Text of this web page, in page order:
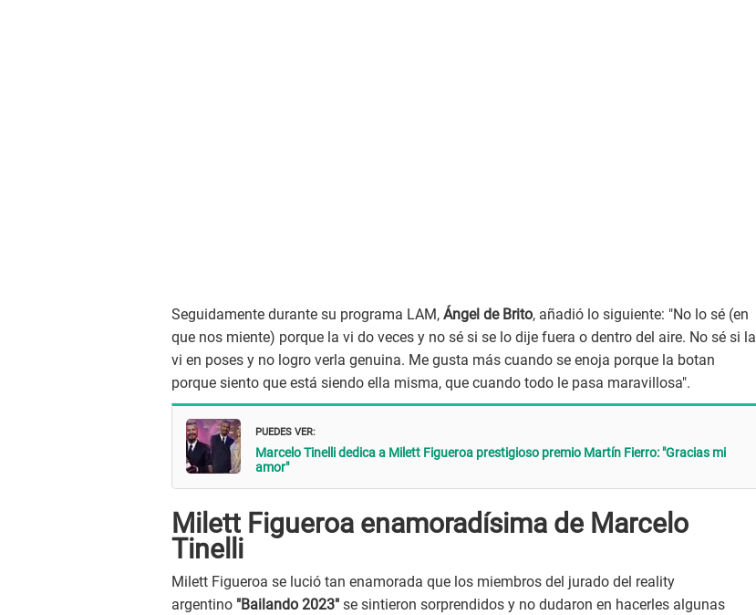
Seguidamente durante su programa LAM, Ángel de Brito, añadió lo siguiente: "No lo sé (en
que nos miente) porque la vi do veces y no sé si se lo dije fuera o dentro del aire. No sé si la
vi en poses y no logro verla genuina. Me gusta más cuando se enoja porque la botan
porque siento que está siendo ella misma, que cuando todo le pasa maravillosa".
PUEDES VER:
Marcelo Tinelli dedica a Milett Figueroa prestigioso premio Martín Fierro: "Gracias mi
amor"
Milett Figueroa enamoradísima de Marcelo
Tinelli
Milett Figueroa se lució tan enamorada que los miembros del jurado del reality
argentino "Bailando 2023" se sintieron sorprendidos y no dudaron en hacerles algunas